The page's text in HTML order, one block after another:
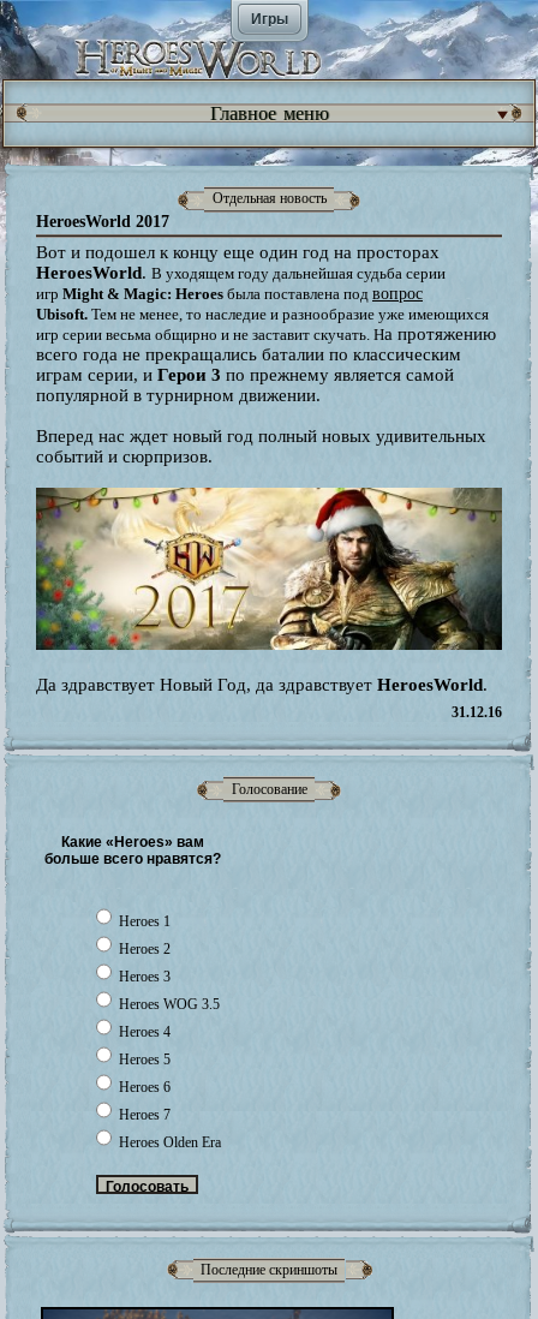
Игры
Голосование
Какие «Heroes» вам
больше всего нравятся?
Heroes 1
Heroes 2
Heroes 3
Heroes WOG 3.5
Heroes 4
Heroes 5
Heroes 6
Heroes 7
Heroes Olden Era
Последние скриншоты
Главное меню
Отдельная новость
HeroesWorld 2017
Вот и подошел к концу еще один год на просторах
HeroesWorld. В уходящем году дальнейшая судьба серии
игр Might & Magic: Heroes была поставлена под вопрос
Ubisoft. Тем не менее, то наследие и разнообразие уже имеющихся
игр серии весьма общирно и не заставит скучать. На протяжению
всего года не прекращались баталии по классическим
играм серии, и Герои 3 по прежнему является самой
популярной в турнирном движении.
Вперед нас ждет новый год полный новых удивительных
событий и сюрпризов.
Да здравствует Новый Год, да здравствует HeroesWorld.
31.12.16